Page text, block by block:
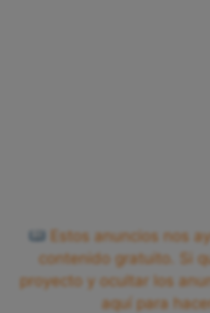
Estos anuncios nos
contenido gratuito. Si
proyecto y ocultar los
aquí para